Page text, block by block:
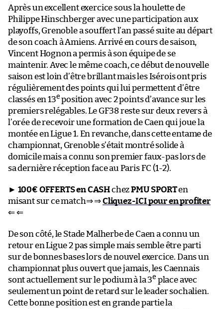
Après un excellent exercice sous la houlette de
Philippe Hinschberger avec une participation aux
playoffs, Grenoble a souffert l’an passé suite au départ
de son coach à Amiens. Arrivé en cours de saison,
Vincent Hognon a permis à son équipe de se
maintenir. Avec le même coach, ce début de nouvelle
saison est loin d’être brillant mais les Isérois ont pris
régulièrement des points qui lui permettent d’être
classés en 13e position avec 2 points d’avance sur les
premiers relégables. Le GF38 reste sur deux revers à
l’orée de recevoir une formation de Caen qui joue la
montée en Ligue 1. En revanche, dans cette entame de
championnat, Grenoble s’était montré solide à
domicile mais a connu son premier faux-pas lors de
sa dernière réception face au Paris FC (1-2).
► 100€ OFFERTS en CASHchezPMU SPORTen
misant sur ce match⇒ ⇒Cliquez-ICI pour en profiter
⇐ ⇐
De son côté, le Stade Malherbe de Caen a connu un
retour en Ligue 2 pas simple mais semble être parti
sur de bonnes bases lors de nouvel exercice. Dans un
championnat plus ouvert que jamais, les Caennais
sont actuellement sur le podium à la 3e place avec
seulement un point de retard sur le leader sochalien.
Cette bonne position est en grande partie la